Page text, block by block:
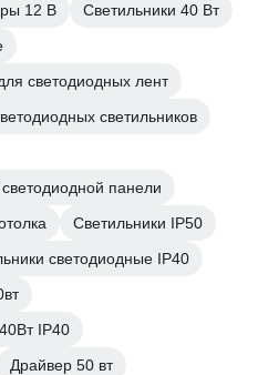
12 В
Светильники 40 Вт
светодиодных лент
светильников
панели
Светильники IP50
светодиодные IP40
IP40
Драйвер 50 вт